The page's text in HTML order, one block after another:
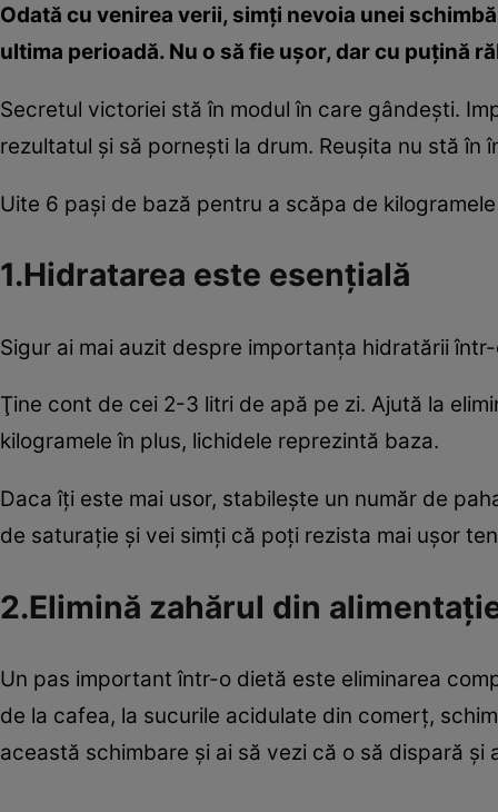
Odată cu venirea verii, simţi nevoia unei
ultima perioadă. Nu o să fie uşor, dar cu puţină
Secretul victoriei stă în modul în care gândeşti.
rezultatul şi să porneşti la drum. Reuşita nu stă
Uite 6 paşi de bază pentru a scăpa de
1.Hidratarea este esenţială
Sigur ai mai auzit despre importanţa hidratării
Ţine cont de cei 2-3 litri de apă pe zi. Ajută la
kilogramele în plus, lichidele reprezintă baza.
Daca îţi este mai usor, stabileşte un număr de
de saturaţie şi vei simţi că poţi rezista mai uşor
2.Elimină zahărul din
Un pas important într-o dietă este eliminarea
de la cafea, la sucurile acidulate din comerţ,
această schimbare şi ai să vezi că o să dispară